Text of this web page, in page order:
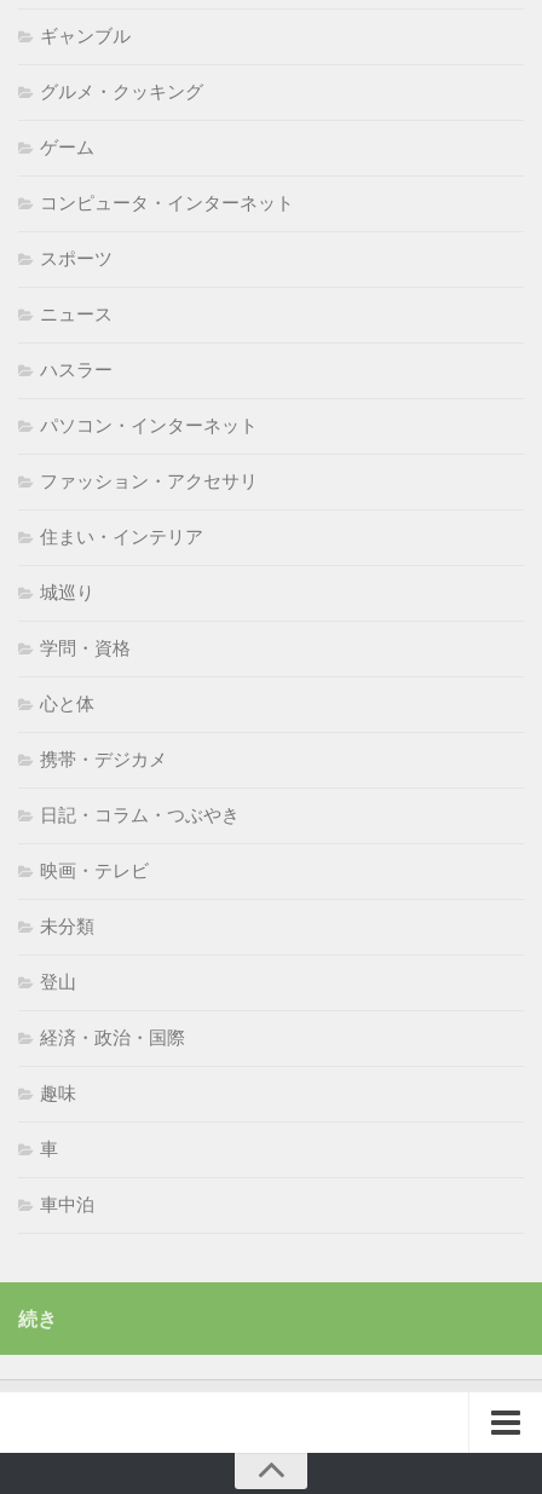
ギャンブル
グルメ・クッキング
ゲーム
コンピュータ・インターネット
スポーツ
ニュース
ハスラー
パソコン・インターネット
ファッション・アクセサリ
住まい・インテリア
城巡り
学問・資格
心と体
携帯・デジカメ
日記・コラム・つぶやき
映画・テレビ
未分類
登山
経済・政治・国際
趣味
車
車中泊
続き